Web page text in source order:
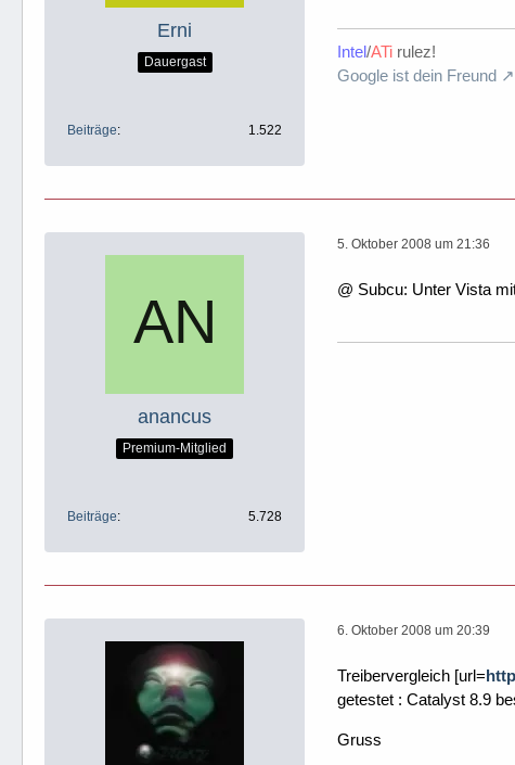
Erni
Dauergast
Beiträge 1.522
Intel/ATi rulez!
Google ist dein Freund
anancus
Premium-Mitglied
Beiträge 5.728
5. Oktober 2008 um 21:36
@ Subcu: Unter Vista
6. Oktober 2008 um 20:39
Treibervergleich [url=
getestet : Catalyst 8.9
Gruss